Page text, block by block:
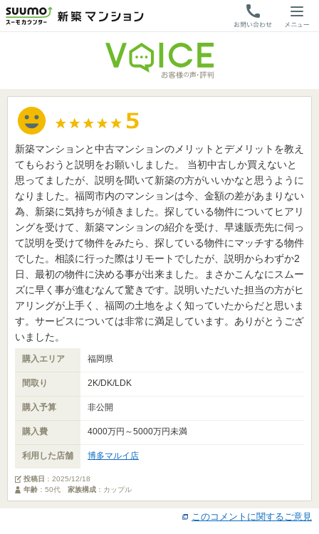
新築マンションと中古マンションのメリットとデメリットを教え
てもらおうと説明をお願いしました。 当初中古しか買えないと
思ってましたが、説明を聞いて新築の方がいいかなと思うように
なりました。福岡市内のマンションは今、金額の差があまりない
為、新築に気持ちが傾きました。探している物件についてヒアリ
ングを受けて、新築マンションの紹介を受け、早速販売先に伺っ
て説明を受けて物件をみたら、探している物件にマッチする物件
でした。相談に行った際はリモートでしたが、説明からわずか2
日、最初の物件に決める事が出来ました。まさかこんなにスムー
ズに早く事が進むなんて驚きです。説明いただいた担当の方がヒ
アリングが上手く、福岡の土地をよく知っていたからだと思いま
す。サービスについては非常に満足しています。ありがとうござ
いました。
購入エリア 福岡県
間取り 2K/DK/LDK
購入予算 非公開
購入費 4000万円～5000万円未満
利用した店舗 博多マルイ店
投稿日 ： 2025/12/18
年齢 ：50代 家族構成 ：カップル
このコメントに関するご意見